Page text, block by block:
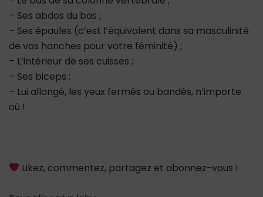
– Ses abdos du bas ;
– Ses épaules (c’est l’équivalent dans sa masculinité
de vos hanches pour votre féminité) ;
– L’intérieur de ses cuisses ;
– Ses biceps ;
– Lui allongé, les yeux fermés ou bandés, n’importe
où !
Likez, commentez, partagez et abonnez-vous !